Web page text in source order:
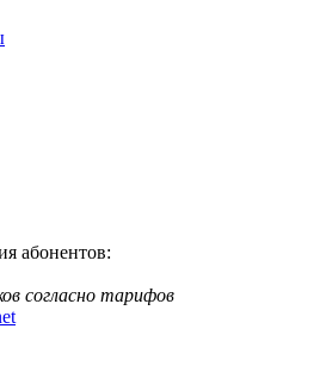
абонентов:
согласно тарифов